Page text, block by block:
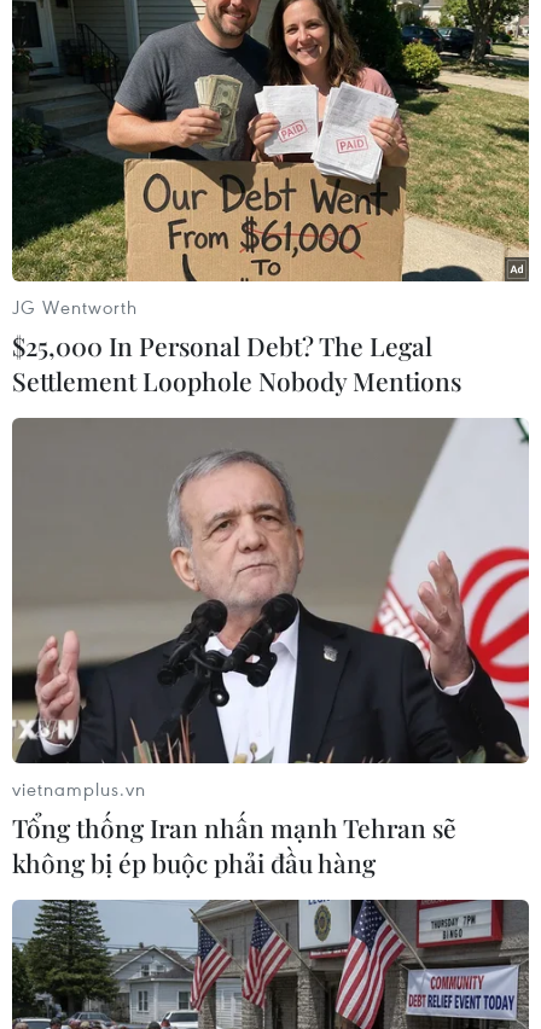
#Chữa cháy #Xây dựng trái phép
#Đốt cỏ
Lâm Đồng
Theo dõi VietnamPlus
TIN LIÊN QUAN
Hà Nội: Kịp thời dập tắt đám cháy tại
trường Trung học cơ sở Văn Quán
JG Wentworth
$25,000 In Personal Debt? The Legal
Settlement Loophole Nobody Mentions
vietnamplus.vn
Tổng thống Iran nhấn mạnh Tehran sẽ
không bị ép buộc phải đầu hàng